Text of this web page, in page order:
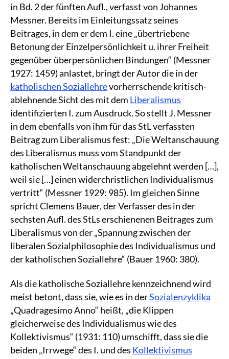
in Bd. 2 der fünften Aufl., verfasst von Johannes
Messner. Bereits im Einleitungssatz seines
Beitrages, in dem er dem I. eine „übertriebene
Betonung der Einzelpersönlichkeit u. ihrer Freiheit
gegenüber überpersönlichen Bindungen“ (Messner
1927: 1459) anlastet, bringt der Autor die in der
katholischen Soziallehrevorherrschende kritisch-
ablehnende Sicht des mit dem Liberalismus
identifizierten I. zum Ausdruck. So stellt J. Messner
in dem ebenfalls von ihm für das StL verfassten
Beitrag zum Liberalismus fest: „Die Weltanschauung
des Liberalismus muss vom Standpunkt der
katholischen Weltanschauung abgelehnt werden […],
weil sie […] einen widerchristlichen Individualismus
vertritt“ (Messner 1929: 985). Im gleichen Sinne
spricht Clemens Bauer, der Verfasser des in der
sechsten Aufl. des StLs erschienenen Beitrages zum
Liberalismus von der „Spannung zwischen der
liberalen Sozialphilosophie des Individualismus und
der katholischen Soziallehre“ (Bauer 1960: 380).
Als die katholische Soziallehre kennzeichnend wird
meist betont, dass sie, wie es in derSozialenzyklika
„Quadragesimo Anno“ heißt, „die Klippen
gleicherweise des Individualismus wie des
Kollektivismus“ (1931: 110) umschifft, dass sie die
beiden „Irrwege“ des I. und des Kollektivismus